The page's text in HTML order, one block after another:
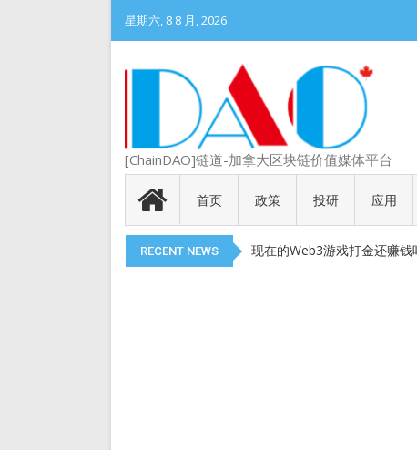
星期六, 8 8 月, 2026
[ChainDAO]链道-加拿大区块链价值媒体平台
首页 政策 投研 应用
RECENT NEWS
DePIN 为 Web3 带来现实世
Meme 币 vs 精英币：一场加
代币就是产品
以太币现货 ETF 获得 SEC
现在的Web3游戏打金还赚钱